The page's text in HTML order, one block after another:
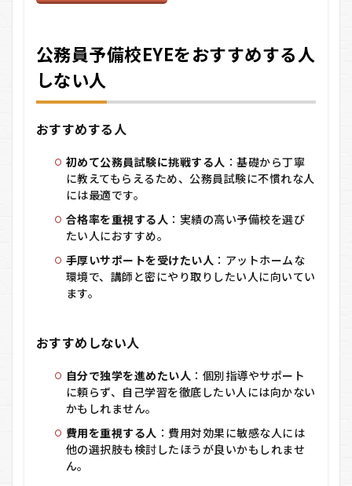
公務員予備校EYEをおすすめする人
しない人
おすすめする人
初めて公務員試験に挑戦する人 ：基礎から丁寧
に教えてもらえるため、公務員試験に不慣れな人
には最適です。
合格率を重視する人 ：実績の高い予備校を選び
たい人におすすめ。
手厚いサポートを受けたい人 ：アットホームな
環境で、講師と密にやり取りしたい人に向いてい
ます。
おすすめしない人
自分で独学を進めたい人 ：個別指導やサポート
に頼らず、自己学習を徹底したい人には向かない
かもしれません。
費用を重視する人 ：費用対効果に敏感な人には
他の選択肢も検討したほうが良いかもしれませ
ん。